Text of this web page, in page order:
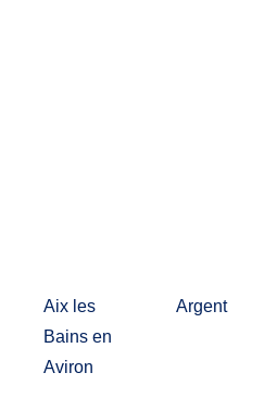
Aix les
Bains en
Aviron
Argent